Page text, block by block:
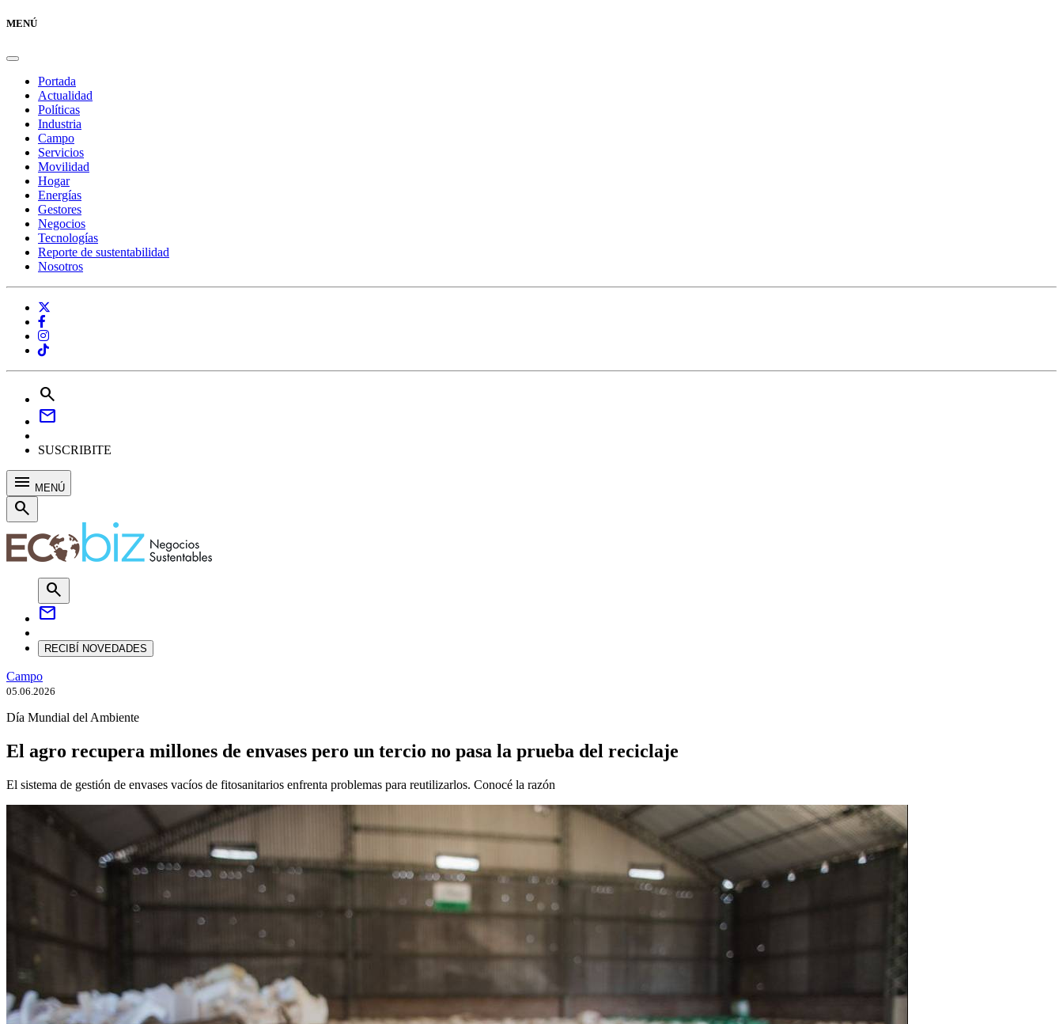
MENÚ
Portada
Actualidad
Políticas
Industria
Campo
Servicios
Movilidad
Hogar
Energías
Gestores
Negocios
Tecnologías
Reporte de sustentabilidad
Nosotros
search
mail
SUSCRIBITE
menu MENÚ
search
search
mail
RECIBÍ NOVEDADES
Campo
05.06.2026
Día Mundial del Ambiente
El agro recupera millones de envases pero un tercio no pasa la prueba del reciclaje
El sistema de gestión de envases vacíos de fitosanitarios enfrenta problemas para reutilizarlos. Conocé la razón